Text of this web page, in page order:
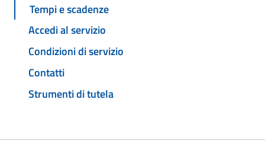
Tempi e scadenze
Accedi al servizio
Condizioni di servizio
Contatti
Strumenti di tutela